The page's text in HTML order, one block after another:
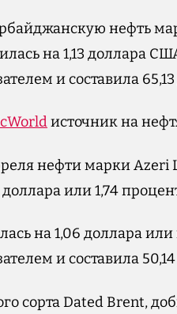
нефть
на 1,13 доллара
и составила 65,13
источник на
нефти марки Azeri
или 1,74
на 1,06 доллара
и составила 50,14
сорта Dated Brent,